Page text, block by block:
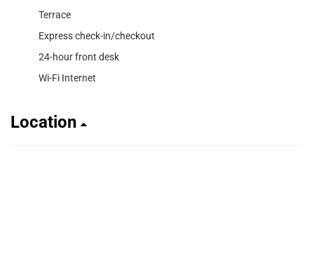
Terrace
Express check-in/checkout
24-hour front desk
Wi-Fi Internet
Location